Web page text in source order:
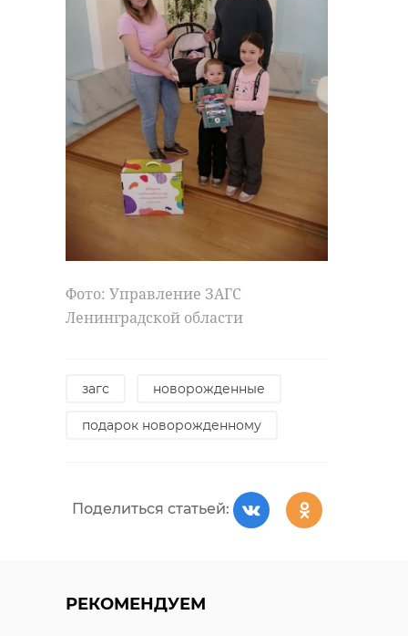
Фото: Управление ЗАГС
Ленинградской области
загс новорожденные
подарок новорожденному
Поделиться статьей:
РЕКОМЕНДУЕМ